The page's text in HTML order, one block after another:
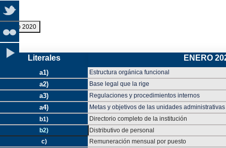
Enero 2020
Literales ENERO
a1) Estructura orgánica funcional
a2) Base legal que la rige
a3) Regulaciones y procedimientos internos
a4)
Metas y objetivos de las unidades administrativas
b1)
Directorio completo de la institución
b2)
Distributivo de personal
c)
Remuneración mensual por puesto